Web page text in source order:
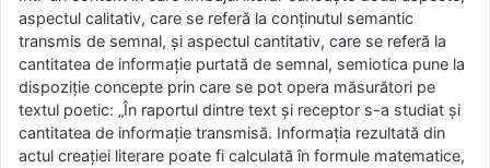
aspectul calitativ, care se referă la conţinutul semantic
transmis de semnal, şi aspectul cantitativ, care se referă la
cantitatea de informaţie purtată de semnal, semiotica pune la
dispoziţie concepte prin care se pot opera măsurători pe
textul poetic: „În raportul dintre text şi receptor s-a studiat şi
cantitatea de informaţie transmisă. Informaţia rezultată din
actul creaţiei literare poate fi calculată în formule matematice,